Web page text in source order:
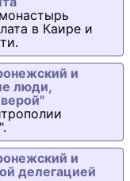
в Каире и
и
люди,
и
делегацией